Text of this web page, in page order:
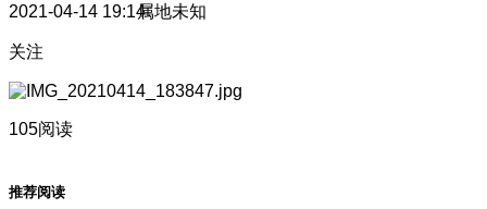
2021-04-14 19:14属地未知
关注
105阅读
推荐阅读